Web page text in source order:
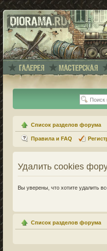
Список разделов форума
Правила и FAQ
Удалить cookies
Вы уверены, что хотите удалить
Список разделов форума